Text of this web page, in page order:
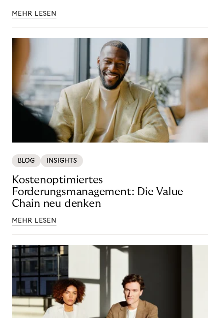
MEHR LESEN
BLOG INSIGHTS
Kostenoptimiertes
Forderungsmanagement: Die Value
Chain neu denken
MEHR LESEN